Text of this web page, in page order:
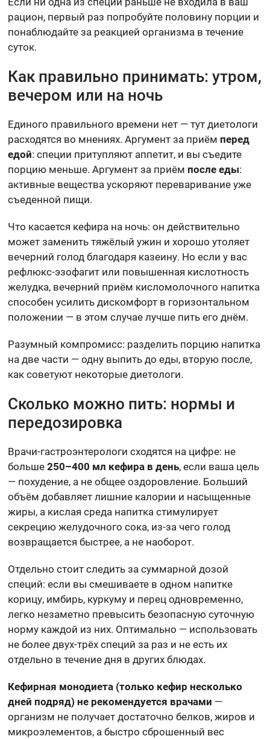
рацион, первый раз попробуйте половину порции и
понаблюдайте за реакцией организма в течение
суток.
Как правильно принимать: утром,
вечером или на ночь
Единого правильного времени нет — тут диетологи
расходятся во мнениях. Аргумент за приём перед
едой: специи притупляют аппетит, и вы съедите
порцию меньше. Аргумент за приём после еды:
активные вещества ускоряют переваривание уже
съеденной пищи.
Что касается кефира на ночь: он действительно
может заменить тяжёлый ужин и хорошо утоляет
вечерний голод благодаря казеину. Но если у вас
рефлюкс-эзофагит или повышенная кислотность
желудка, вечерний приём кисломолочного напитка
способен усилить дискомфорт в горизонтальном
положении — в этом случае лучше пить его днём.
Разумный компромисс: разделить порцию напитка
на две части — одну выпить до еды, вторую после,
как советуют некоторые диетологи.
Сколько можно пить: нормы и
передозировка
Врачи-гастроэнтерологи сходятся на цифре: не
больше250–400 мл кефира в день, если ваша цель
— похудение, а не общее оздоровление. Больший
объём добавляет лишние калории и насыщенные
жиры, а кислая среда напитка стимулирует
секрецию желудочного сока, из-за чего голод
возвращается быстрее, а не наоборот.
Отдельно стоит следить за суммарной дозой
специй: если вы смешиваете в одном напитке
корицу, имбирь, куркуму и перец одновременно,
легко незаметно превысить безопасную суточную
норму каждой из них. Оптимально — использовать
не более двух-трёх специй за раз и не есть их
отдельно в течение дня в других блюдах.
Кефирная монодиета (только кефир несколько
дней подряд) не рекомендуется врачами —
организм не получает достаточно белков, жиров и
микроэлементов, а быстро сброшенный вес